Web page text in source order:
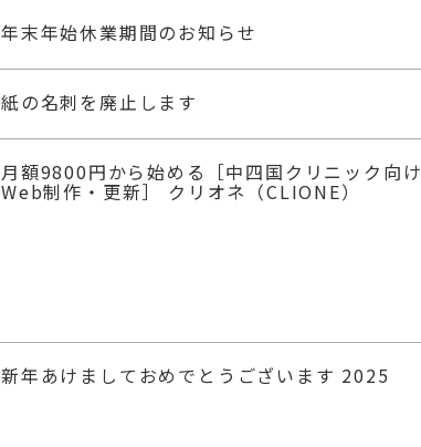
年末年始休業期間のお知らせ
紙の名刺を廃止します
月額9800円から始める［中四国クリニック向け
Web制作・更新］ クリオネ（CLIONE）
新年あけましておめでとうございます 2025